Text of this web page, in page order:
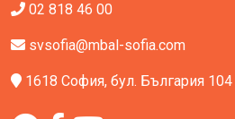
02 818 46 00
svsofia@mbal-sofia.com
1618 София, бул. България 104